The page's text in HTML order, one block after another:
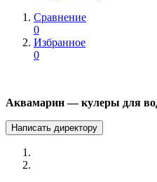
Сравнение
0
Избранное
0
Аквамарин — кулеры для
Написать директору